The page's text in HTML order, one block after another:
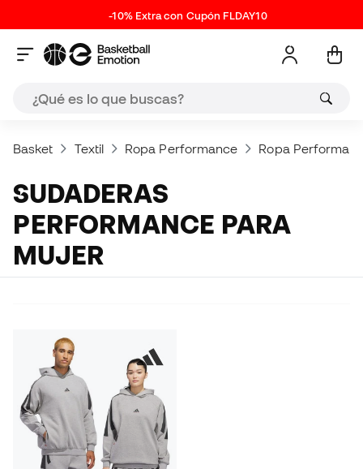
-10% Extra con Cupón FLDAY10
Basket Textil Ropa Performance Ropa
SUDADERAS
PERFORMANCE PARA
MUJER